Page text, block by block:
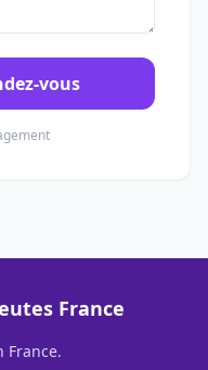
vous
France
France.